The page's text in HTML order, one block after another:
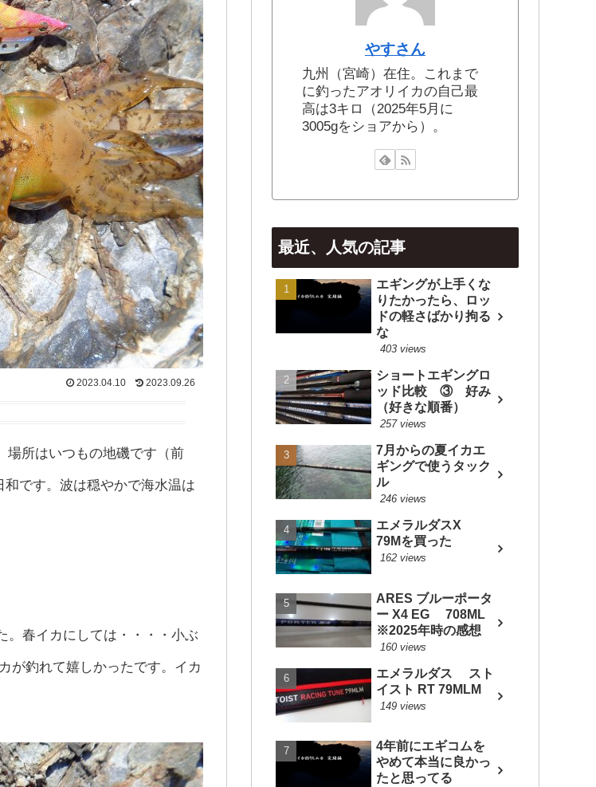
2023.04.10 2023.09.26
場所はいつもの地磯です（前
です。波は穏やかで海水温は
。春イカにしては・・・・小ぶ
が釣れて嬉しかったです。イカ
やすさん
九州（宮崎）在住。これまで
に釣ったアオリイカの自己最
高は3キロ（2025年5月に
3005gをショアから）。
最近、人気の記事
エギングが上手くな
りたかったら、ロッ
ドの軽さばかり拘る
な
403 views
ショートエギングロ
ッド比較 ③ 好み
（好きな順番）
257 views
7月からの夏イカエ
ギングで使うタック
ル
246 views
エメラルダスX
79Mを買った
162 views
ARES ブルーポータ
ー X4 EG 708ML
※2025年時の感想
160 views
エメラルダス スト
イスト RT 79MLM
149 views
4年前にエギコムを
やめて本当に良かっ
たと思ってる